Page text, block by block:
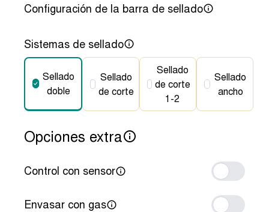
Configuración de la barra de sellado
Sistemas de sellado
Sellado
doble
Sellado
de corte
Sellado
de corte
1-2
Sellado
ancho
Opciones extra
Control con sensor
Envasar con gas